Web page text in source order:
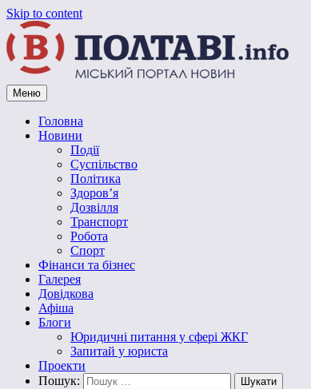
Skip to content
Vpoltave.info
Полтавський портал новин
Меню
Головна
Новини
Події
Суспільство
Політика
Здоров’я
Дозвілля
Транспорт
Робота
Спорт
Фінанси та бізнес
Галерея
Довідкова
Афіша
Блоги
Юридичні питання у сфері ЖКГ
Запитай у юриста
Проекти
Пошук: